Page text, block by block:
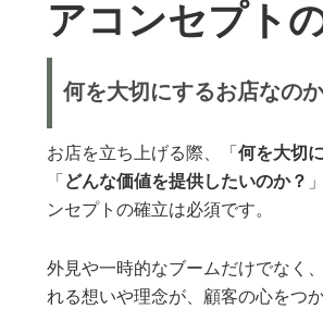
アコンセプト
何を大切にするお店なの
お店を立ち上げる際、「何を大切
「 どんな価値を提供したいのか？
ンセプトの確立は必須です。
外見や一時的なブームだけでなく
れる想いや理念が、顧客の心をつ